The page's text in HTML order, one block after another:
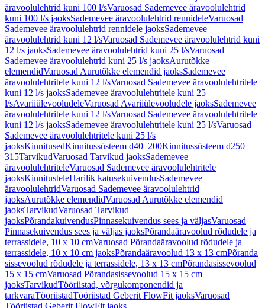
äravoolulehtrid kuni 100 l/sVaruosad Sademevee äravoolulehtrid
kuni 100 l/s jaoksSademevee äravoolulehtrid rennideleVaruosad
Sademevee äravoolulehtrid rennidele jaoksSademevee
äravoolulehtrid kuni 12 l/sVaruosad Sademevee äravoolulehtrid kuni
12 l/s jaoksSademevee äravoolulehtrid kuni 25 l/sVaruosad
Sademevee äravoolulehtrid kuni 25 l/s jaoksAurutõkke
elemendidVaruosad Aurutõkke elemendid jaoksSademevee
äravoolulehtritele kuni 12 l/sVaruosad Sademevee äravoolulehtritele
kuni 12 l/s jaoksSademevee äravoolulehtritele kuni 25
l/sAvariiülevooludeleVaruosad Avariiülevooludele jaoksSademevee
äravoolulehtritele kuni 12 l/sVaruosad Sademevee äravoolulehtritele
kuni 12 l/s jaoksSademevee äravoolulehtritele kuni 25 l/sVaruosad
Sademevee äravoolulehtritele kuni 25 l/s
jaoksKinnitusedKinnitussüsteem d40–200Kinnitussüsteem d250–
315TarvikudVaruosad Tarvikud jaoksSademevee
äravoolulehtriteleVaruosad Sademevee äravoolulehtritele
jaoksKinnitusteleHarilik katusekuivendusSademevee
äravoolulehtridVaruosad Sademevee äravoolulehtrid
jaoksAurutõkke elemendidVaruosad Aurutõkke elemendid
jaoksTarvikudVaruosad Tarvikud
jaoksPõrandakuivendusPinnasekuivendus sees ja väljasVaruosad
Pinnasekuivendus sees ja väljas jaoksPõrandaäravoolud rõdudele ja
terrassidele, 10 x 10 cmVaruosad Põrandaäravoolud rõdudele ja
terrassidele, 10 x 10 cm jaoksPõrandaäravoolud 13 x 13 cmPõranda
sissevoolud rõdudele ja terrassidele, 13 x 13 cmPõrandasissevoolud
15 x 15 cmVaruosad Põrandasissevoolud 15 x 15 cm
jaoksTarvikudTööriistad, võrgukomponendid ja
tarkvaraTööriistadTööriistad Geberit FlowFit jaoksVaruosad
Tööriistad Geberit FlowFit jaoks